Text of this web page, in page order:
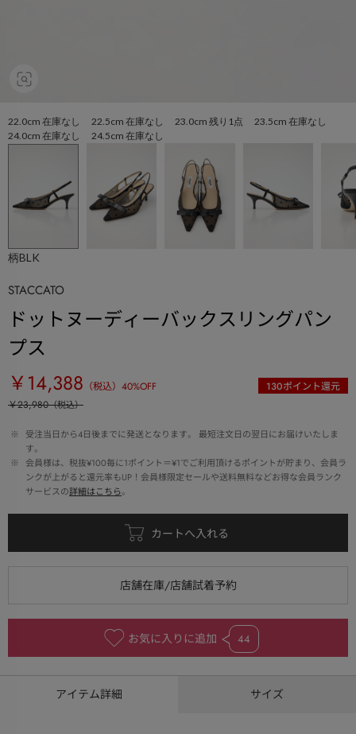
22.0cm 在庫なし 22.5cm 在庫なし 23.0cm 残り1点 23.5cm 在庫なし
24.0cm 在庫なし 24.5cm 在庫なし
柄BLK
STACCATO
ドットヌーディーバックスリングパン
プス
￥14,388 （税込） 40%OFF 130ポイント還元
￥23,980（税込）
※
受注当日から4日後までに発送となります。 最短注文日の翌日にお届けいたしま
す。
※
会員様は、税抜¥100毎に1ポイント＝¥1でご利用頂けるポイントが貯まり、会員ラ
ンクが上がると還元率もUP！会員様限定セールや送料無料などお得な会員ランク
サービスの詳細はこちら。
お気に入りに追加 44
アイテム詳細 サイズ